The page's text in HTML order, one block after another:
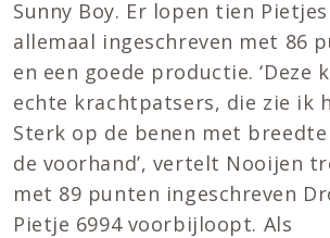
Sunny Boy. Er lopen tien
allemaal ingeschreven met 86
en een goede productie. ‘Deze
echte krachtpatsers, die zie ik
Sterk op de benen met
de voorhand’, vertelt Nooijen
met 89 punten ingeschreven
Pietje 6994 voorbijloopt. Als